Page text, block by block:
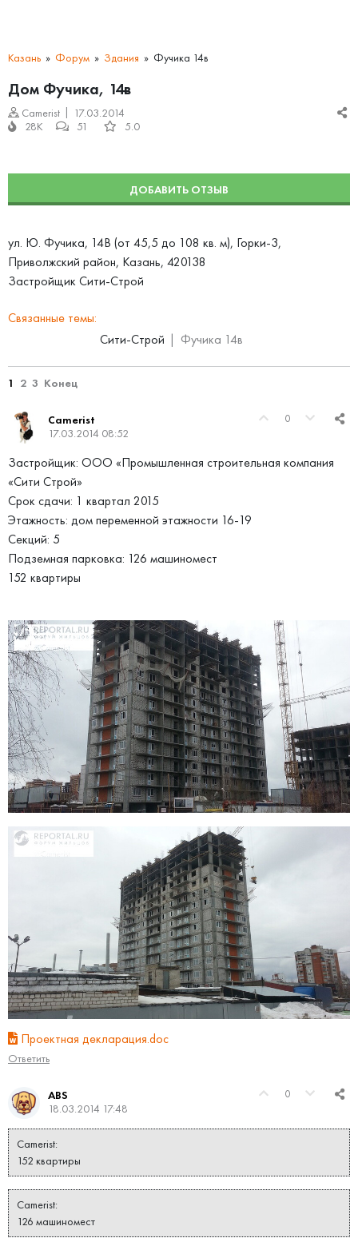
Казань Форум Здания Фучика 14в
Дом Фучика, 14в
Camerist
17.03.2014
28K
51 5.0
ДОБАВИТЬ ОТЗЫВ
ул. Ю. Фучика, 14В (от 45,5 до 108 кв. м), Горки-3,
Приволжский район, Казань, 420138
Застройщик Сити-Строй
Связанные темы:
Сити-Строй
Фучика 14в
1 2 3 Конец
0
Camerist
17.03.2014 08:52
Застройщик: ООО «Промышленная строительная компания
«Сити Строй»
Срок сдачи: 1 квартал 2015
Этажность: дом переменной этажности 16-19
Секций: 5
Подземная парковка: 126 машиномест
152 квартиры
Проектная декларация.doc
Ответить
0
ABS
18.03.2014 17:48
Camerist:
152 квартиры
Camerist:
126 машиномест